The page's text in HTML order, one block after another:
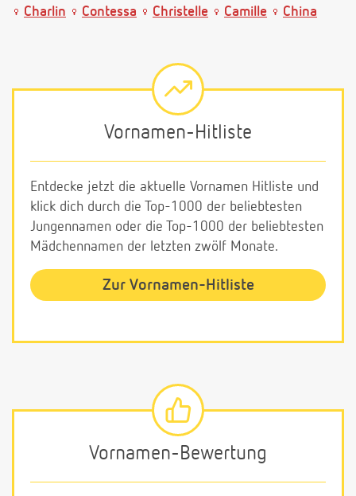
Charlin
Contessa Christelle Camille China
Vornamen-Hitliste
Entdecke jetzt die aktuelle Vornamen Hitliste und
klick dich durch die Top-1000 der beliebtesten
Jungennamen oder die Top-1000 der beliebtesten
Mädchennamen der letzten zwölf Monate.
Zur Vornamen-Hitliste
Vornamen-Bewertung